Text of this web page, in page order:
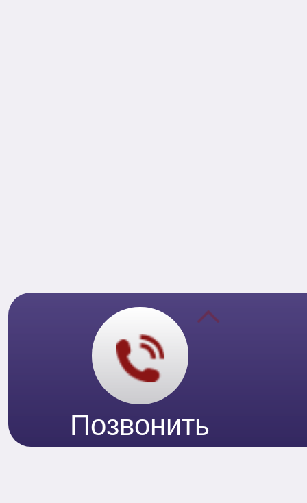
Позвонить